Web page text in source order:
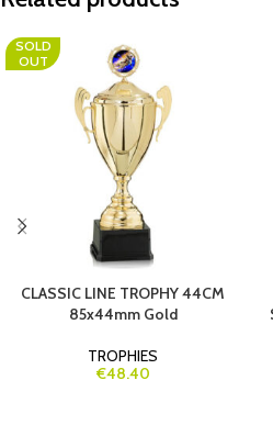
SOLD
OUT
CLASSIC LINE TROPHY 44CM
85x44mm Gold
TROPHIES
€48.40